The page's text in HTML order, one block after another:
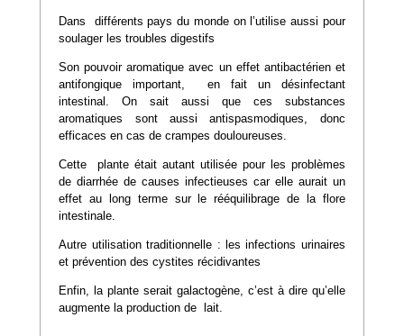
Dans différents pays du monde on l’utilise aussi pour
soulager les troubles digestifs
Son pouvoir aromatique avec un effet antibactérien et
antifongique important, en fait un désinfectant
intestinal. On sait aussi que ces substances
aromatiques sont aussi antispasmodiques, donc
efficaces en cas de crampes douloureuses.
Cette plante était autant utilisée pour les problèmes
de diarrhée de causes infectieuses car elle aurait un
effet au long terme sur le rééquilibrage de la flore
intestinale.
Autre utilisation traditionnelle : les infections urinaires
et prévention des cystites récidivantes
Enfin, la plante serait galactogène, c’est à dire qu’elle
augmente la production de lait.